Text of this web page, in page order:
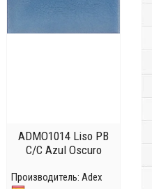
ADMO1014 Liso PB
C/C Azul Oscuro
Производитель: Adex